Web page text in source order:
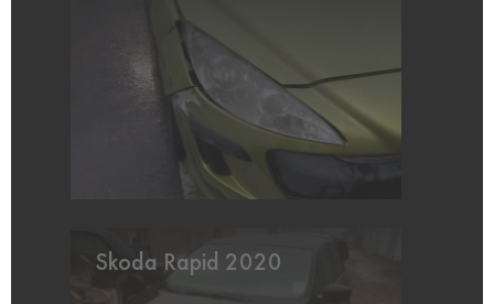
Skoda Rapid 2020